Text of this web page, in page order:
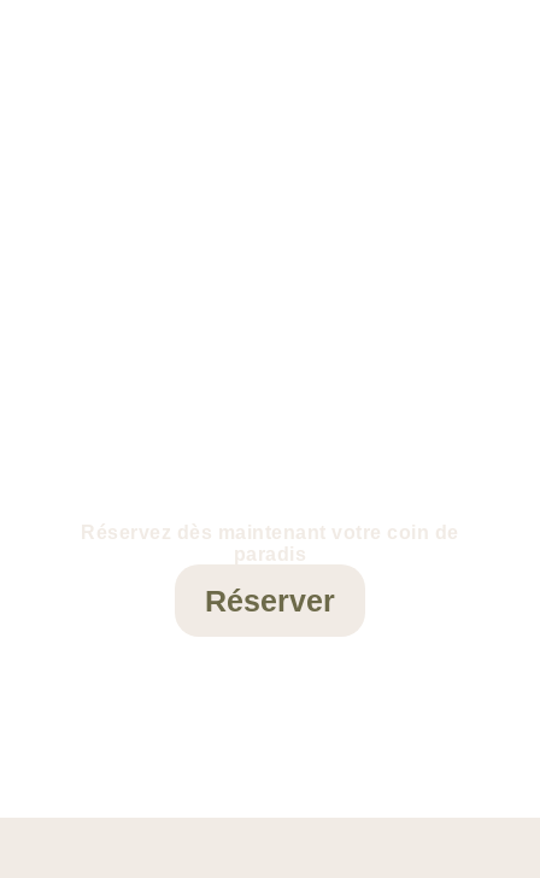
Réservez dès maintenant votre coin de
paradis
Réserver